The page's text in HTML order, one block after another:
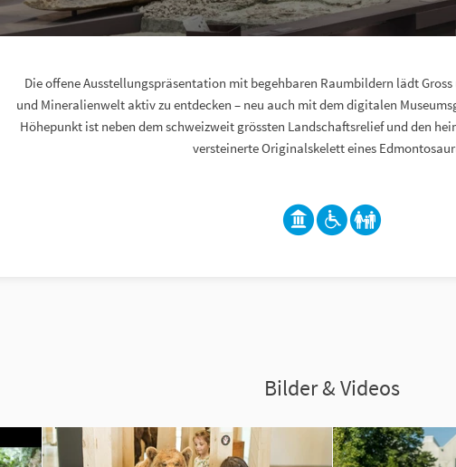
Die offene Ausstellungspräsentation mit begehbaren Raumbildern lädt
und Mineralienwelt aktiv zu entdecken – neu auch mit dem digitalen
Höhepunkt ist neben dem schweizweit grössten Landschaftsrelief und den
versteinerte Originalskelett eines
Bilder & Videos